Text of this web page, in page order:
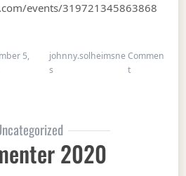
events/319721345863868
5,
johnny.solheimsne
s
Commen
ton Gubbetur
2020